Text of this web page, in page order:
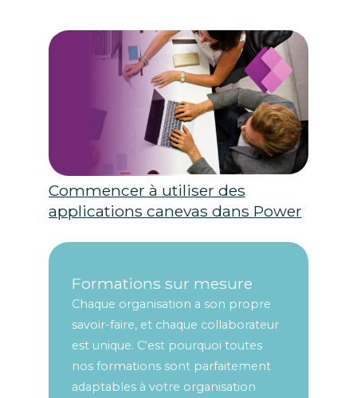
Commencer à utiliser des
applications canevas dans Power
Formations sur mesure
Chaque organisation a son propre
savoir-faire, et chaque collaborateur
est unique. C'est pourquoi toutes
nos formations sont parfaitement
adaptables à votre organisation